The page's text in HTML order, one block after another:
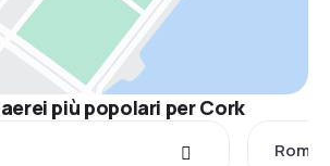
più popolari per Cork
Roma